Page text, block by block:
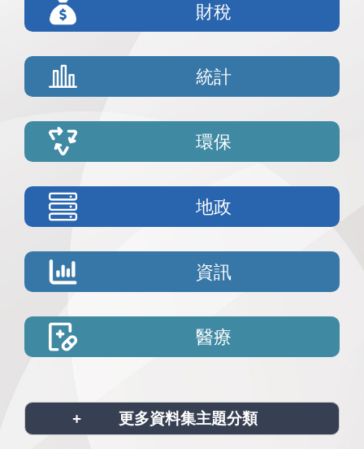
財稅
統計
環保
地政
資訊
醫療
更多資料集主題分類